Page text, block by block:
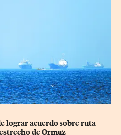
lograr acuerdo sobre ruta
de Ormuz